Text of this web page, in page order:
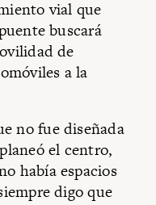
vial que
buscará
de
a la
no fue diseñada
el centro,
había espacios
digo que